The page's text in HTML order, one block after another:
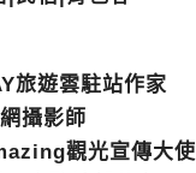
旅遊雲駐站作家
攝影師
觀光宣傳大使